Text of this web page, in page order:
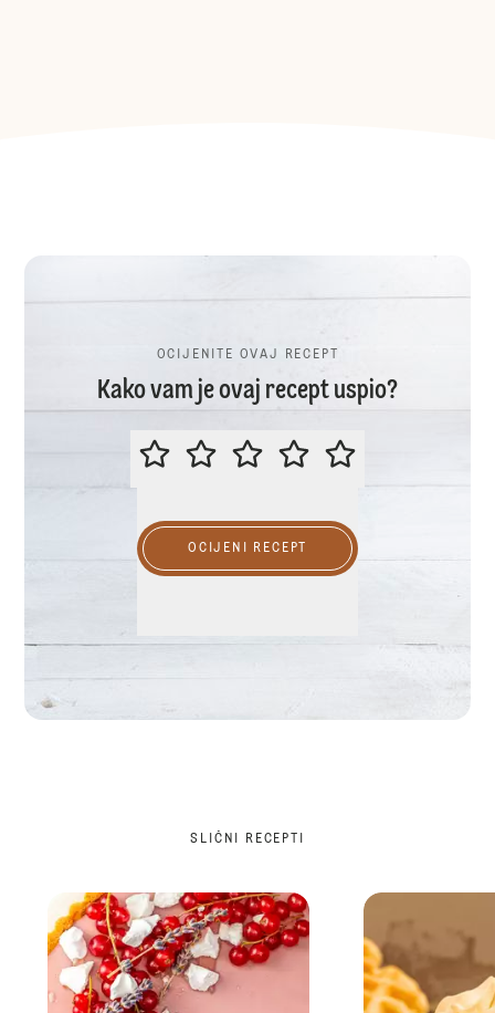
OCIJENITE OVAJ RECEPT
Kako vam je ovaj recept uspio?
OCIJENITE OVAJ RECEPT
OCIJENI RECEPT
SLIČNI RECEPTI